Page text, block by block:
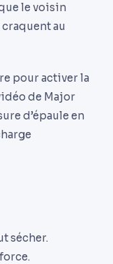
le voisin
au
pour activer la
de Major
d’épaule en
sécher.